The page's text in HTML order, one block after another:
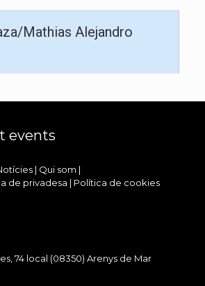
Mathias Alejandro
events
| Qui som |
de privadesa | Política de cookies
74 local (08350) Arenys de Mar